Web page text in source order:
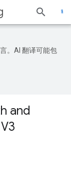
。AI 翻译可能包
and